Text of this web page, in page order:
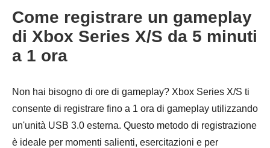
3.
Come registrare un gameplay
di Xbox Series X/S da 5 minuti
a 1 ora
Non hai bisogno di ore di gameplay? Xbox Series X/S ti
consente di registrare fino a 1 ora di gameplay utilizzando
un'unità USB 3.0 esterna. Questo metodo di registrazione
è ideale per momenti salienti, esercitazioni e per